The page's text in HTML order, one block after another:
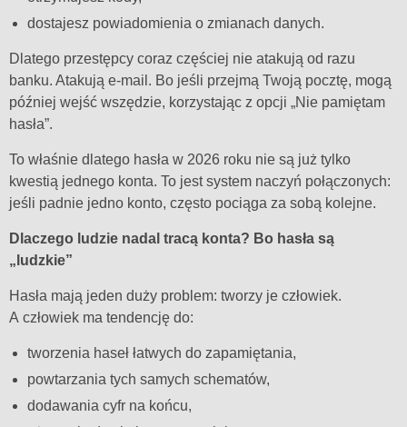
dostajesz powiadomienia o zmianach danych.
Dlatego przestępcy coraz częściej nie atakują od razu
banku. Atakują e-mail. Bo jeśli przejmą Twoją pocztę, mogą
później wejść wszędzie, korzystając z opcji „Nie pamiętam
hasła”.
To właśnie dlatego hasła w 2026 roku nie są już tylko
kwestią jednego konta. To jest system naczyń połączonych:
jeśli padnie jedno konto, często pociąga za sobą kolejne.
Dlaczego ludzie nadal tracą konta? Bo hasła są
„ludzkie”
Hasła mają jeden duży problem: tworzy je człowiek.
A człowiek ma tendencję do:
tworzenia haseł łatwych do zapamiętania,
powtarzania tych samych schematów,
dodawania cyfr na końcu,